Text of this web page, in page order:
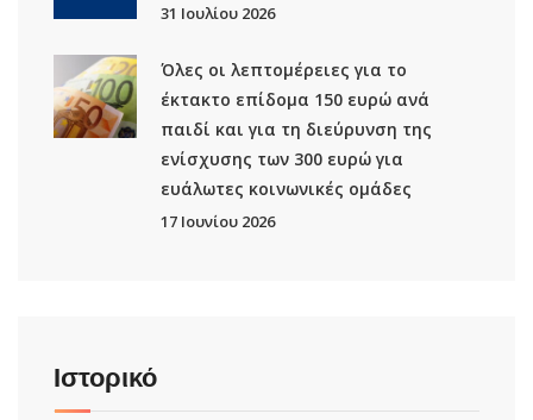
31 Ιουλίου 2026
Όλες οι λεπτομέρειες για το
έκτακτο επίδομα 150 ευρώ ανά
παιδί και για τη διεύρυνση της
ενίσχυσης των 300 ευρώ για
ευάλωτες κοινωνικές ομάδες
17 Ιουνίου 2026
Ιστορικό